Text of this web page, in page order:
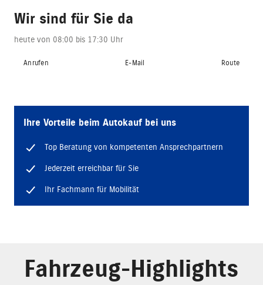
Wir sind für Sie da
heute von 08:00 bis 17:30 Uhr
Anrufen E-Mail Route
Ihre Vorteile beim Autokauf bei uns
Top Beratung von kompetenten Ansprechpartnern
Jederzeit erreichbar für Sie
Ihr Fachmann für Mobilität
Fahrzeug-Highlights